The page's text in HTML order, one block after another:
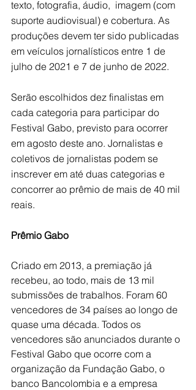
texto, fotografia, áudio,  imagem (com
suporte audiovisual) e cobertura. As
produções devem ter sido publicadas
em veículos jornalísticos entre 1 de
julho de 2021 e 7 de junho de 2022.
Serão escolhidos dez finalistas em
cada categoria para participar do
Festival Gabo, previsto para ocorrer
em agosto deste ano. Jornalistas e
coletivos de jornalistas podem se
inscrever em até duas categorias e
concorrer ao prêmio de mais de 40 mil
reais.
Prêmio Gabo
Criado em 2013, a premiação já
recebeu, ao todo, mais de 13 mil
submissões de trabalhos. Foram 60
vencedores de 34 países ao longo de
quase uma década. Todos os
vencedores são anunciados durante o
Festival Gabo que ocorre com a
organização da Fundação Gabo, o
banco Bancolombia e a empresa